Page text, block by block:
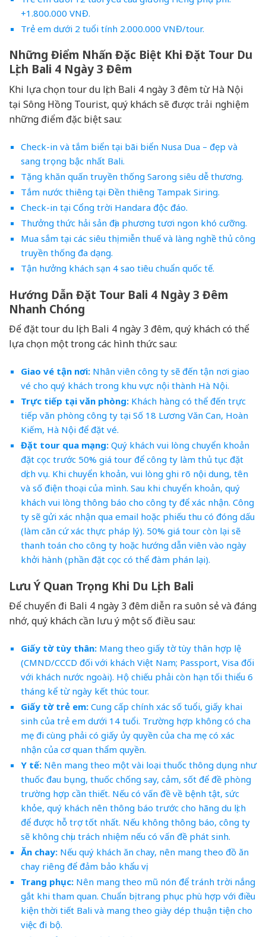
+1.800.000 VNĐ.
Trẻ em dưới 2 tuổi tính 2.000.000 VNĐ/tour.
Những Điểm Nhấn Đặc Biệt Khi Đặt Tour Du
Lịch Bali 4 Ngày 3 Đêm
Khi lựa chọn tour du lịch Bali 4 ngày 3 đêm từ Hà Nội
tại Sông Hồng Tourist, quý khách sẽ được trải nghiệm
những điểm đặc biệt sau:
Check-in và tắm biển tại bãi biển Nusa Dua – đẹp và
sang trọng bậc nhất Bali.
Tặng khăn quấn truyền thống Sarong siêu dễ thương.
Tắm nước thiêng tại Đền thiêng Tampak Siring.
Check-in tại Cổng trời Handara độc đáo.
Thưởng thức hải sản địa phương tươi ngon khó cưỡng.
Mua sắm tại các siêu thị miễn thuế và làng nghề thủ công
truyền thống đa dạng.
Tận hưởng khách sạn 4 sao tiêu chuẩn quốc tế.
Hướng Dẫn Đặt Tour Bali 4 Ngày 3 Đêm
Nhanh Chóng
Để đặt tour du lịch Bali 4 ngày 3 đêm, quý khách có thể
lựa chọn một trong các hình thức sau:
Giao vé tận nơi:Nhân viên công ty sẽ đến tận nơi giao
vé cho quý khách trong khu vực nội thành Hà Nội.
Trực tiếp tại văn phòng:Khách hàng có thể đến trực
tiếp văn phòng công ty tại Số 18 Lương Văn Can, Hoàn
Kiếm, Hà Nội để đặt vé.
Đặt tour qua mạng:Quý khách vui lòng chuyển khoản
đặt cọc trước 50% giá tour để công ty làm thủ tục đặt
dịch vụ. Khi chuyển khoản, vui lòng ghi rõ nội dung, tên
và số điện thoại của mình. Sau khi chuyển khoản, quý
khách vui lòng thông báo cho công ty để xác nhận. Công
ty sẽ gửi xác nhận qua email hoặc phiếu thu có đóng dấu
(làm căn cứ xác thực pháp lý). 50% giá tour còn lại sẽ
thanh toán cho công ty hoặc hướng dẫn viên vào ngày
khởi hành (phần đặt cọc có thể đàm phán lại).
Lưu Ý Quan Trọng Khi Du Lịch Bali
Để chuyến đi Bali 4 ngày 3 đêm diễn ra suôn sẻ và đáng
nhớ, quý khách cần lưu ý một số điều sau:
Giấy tờ tùy thân:Mang theo giấy tờ tùy thân hợp lệ
(CMND/CCCD đối với khách Việt Nam; Passport, Visa đối
với khách nước ngoài). Hộ chiếu phải còn hạn tối thiểu 6
tháng kể từ ngày kết thúc tour.
Giấy tờ trẻ em:Cung cấp chính xác số tuổi, giấy khai
sinh của trẻ em dưới 14 tuổi. Trường hợp không có cha
mẹ đi cùng phải có giấy ủy quyền của cha mẹ có xác
nhận của cơ quan thẩm quyền.
Y tế:Nên mang theo một vài loại thuốc thông dụng như
thuốc đau bụng, thuốc chống say, cảm, sốt để đề phòng
trường hợp cần thiết. Nếu có vấn đề về bệnh tật, sức
khỏe, quý khách nên thông báo trước cho hãng du lịch
để được hỗ trợ tốt nhất. Nếu không thông báo, công ty
sẽ không chịu trách nhiệm nếu có vấn đề phát sinh.
Ăn chay:Nếu quý khách ăn chay, nên mang theo đồ ăn
chay riêng để đảm bảo khẩu vị.
Trang phục:Nên mang theo mũ nón để tránh trời nắng
gắt khi tham quan. Chuẩn bị trang phục phù hợp với điều
kiện thời tiết Bali và mang theo giày dép thuận tiện cho
việc đi bộ.